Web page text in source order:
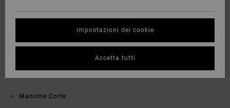
Maniche Corte
Impostazioni dei cookie
Accetta tutti